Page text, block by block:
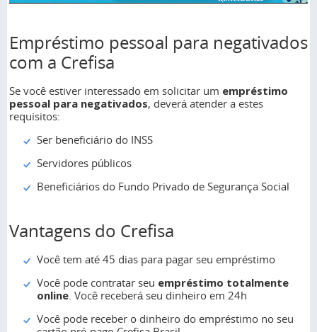
Empréstimo pessoal para negativados
com a Crefisa
Se você estiver interessado em solicitar um empréstimo
pessoal para negativados, deverá atender a estes
requisitos:
Ser beneficiário do INSS
Servidores públicos
Beneficiários do Fundo Privado de Segurança Social
Vantagens do Crefisa
Você tem até 45 dias para pagar seu empréstimo
Você pode contratar seu empréstimo totalmente
online. Você receberá seu dinheiro em 24h
Você pode receber o dinheiro do empréstimo no seu